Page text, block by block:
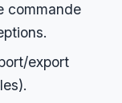
commande
export